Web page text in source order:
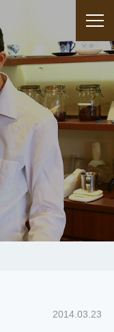
2014.03.23